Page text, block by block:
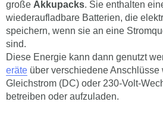
große Akkupacks. Sie enthalten
wiederaufladbare Batterien, die
speichern, wenn sie an eine
sind.
Diese Energie kann dann genutzt
eräte über verschiedene Anschlüsse
Gleichstrom (DC) oder 230-Volt-
betreiben oder aufzuladen.